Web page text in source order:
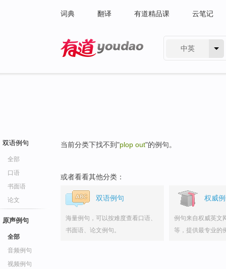
词典 翻译 有道精品课 云笔记
中英
双语例句
全部
口语
书面语
论文
原声例句
全部
音频例句
视频例句
当前分类下找不到"plop out"的例句。
或者看看其他分类：
双语例句
海量例句，可以按难度查看口语、
书面语、论文例句。
权威
例句来自权威英文
等，提供最专业的